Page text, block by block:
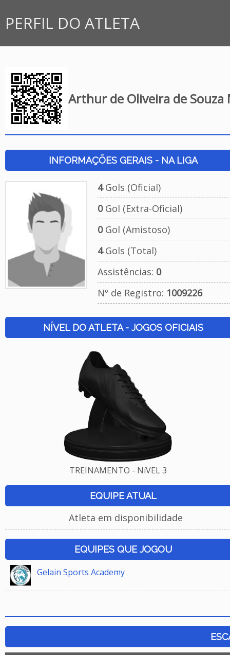
PERFIL DO ATLETA
Arthur de Oliveira de Souza
INFORMAÇÕES GERAIS - NA LIGA
4Gols (Oficial)
0Gol (Extra-Oficial)
0Gol (Amistoso)
4Gols (Total)
Assistências: 0
Nº de Registro: 1009226
NÍVEL DO ATLETA - JOGOS OFICIAIS
TREINAMENTO - NíVEL 3
EQUIPE ATUAL
Atleta em disponibilidade
EQUIPES QUE JOGOU
Gelain Sports Academy